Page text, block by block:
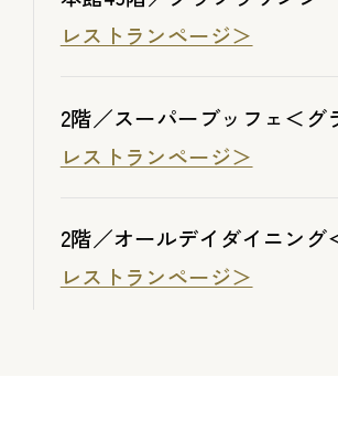
レストランページ＞
2階／スーパーブッフェ＜グ
レストランページ＞
2階／オールデイダイニング
レストランページ＞